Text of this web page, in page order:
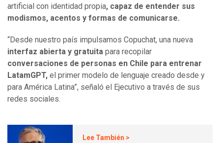
artificial con identidad propia, capaz de entender sus
modismos, acentos y formas de comunicarse.
“Desde nuestro país impulsamos Copuchat, una nueva
interfaz abierta y gratuita para recopilar
conversaciones de personas en Chile para entrenar
LatamGPT, el primer modelo de lenguaje creado desde y
para América Latina”, señaló el Ejecutivo a través de sus
redes sociales.
Lee También >